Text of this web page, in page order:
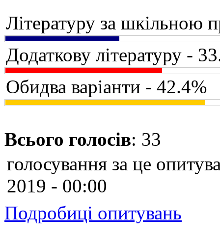
Літературу за шкільною
Додаткову літературу -
Обидва варіанти - 42.4%
Всього голосів: 33
голосування за це
2019 - 00:00
Подробиці опитувань